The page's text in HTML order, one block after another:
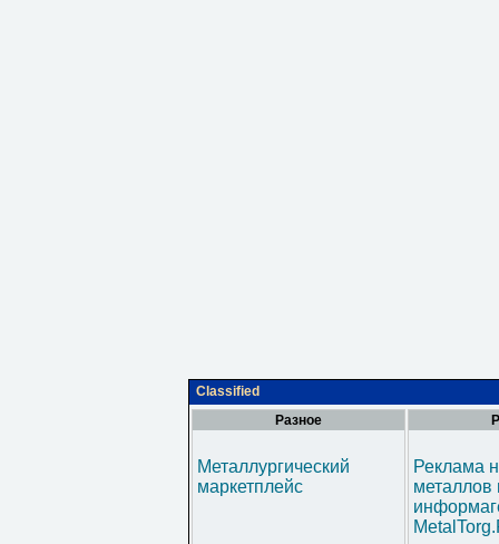
Classified
Разное
Металлургический
маркетплейс
Реклама
металлов